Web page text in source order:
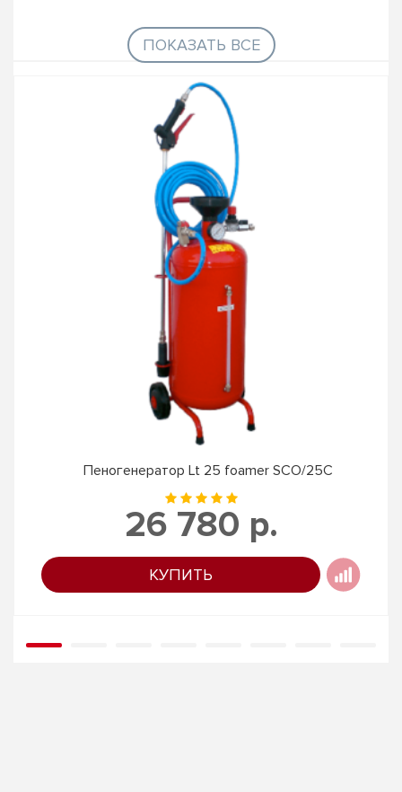
ПОКАЗАТЬ ВСЕ
Пеногенератор Lt 25 foamer SCO/25C
26 780 р.
КУПИТЬ